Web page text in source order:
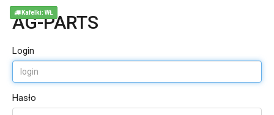
AG-PARTS
Login
Hasło
Kafelki: WŁ